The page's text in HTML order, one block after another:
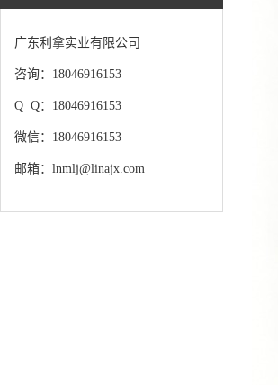
广东利拿实业有限公司
咨询：18046916153
Q Q：18046916153
微信：18046916153
邮箱：lnmlj@linajx.com